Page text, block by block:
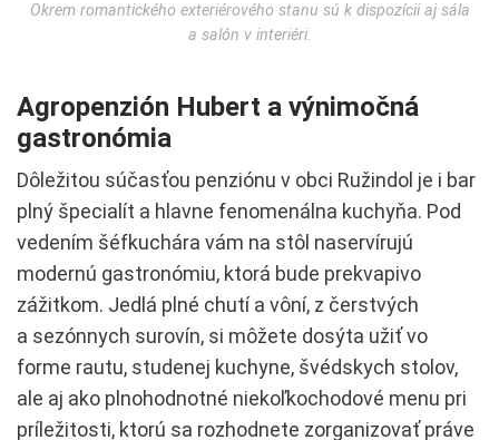
Okrem romantického exteriérového stanu sú k dispozícii aj sála
a salón v interiéri.
Agropenzión Hubert a výnimočná
gastronómia
Dôležitou súčasťou penziónu v obci Ružindol je i bar
plný špecialít a hlavne fenomenálna kuchyňa. Pod
vedením šéfkuchára vám na stôl naservírujú
modernú gastronómiu, ktorá bude prekvapivo
zážitkom. Jedlá plné chutí a vôní, z čerstvých
a sezónnych surovín, si môžete dosýta užiť vo
forme rautu, studenej kuchyne, švédskych stolov,
ale aj ako plnohodnotné niekoľkochodové menu pri
príležitosti, ktorú sa rozhodnete zorganizovať práve